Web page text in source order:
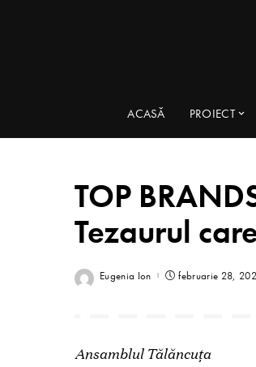
ACASĂ PROIECT
TOP
Tezaurul
Eugenia Ion februarie 28,
Ansamblul Tălăncuța